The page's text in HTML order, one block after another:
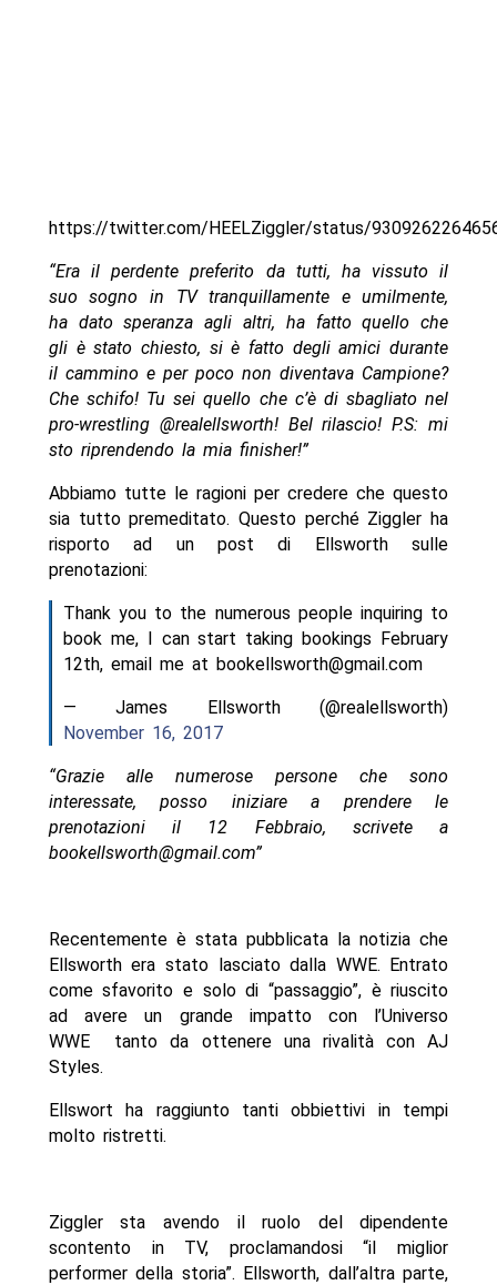
https://twitter.com/HEELZiggler/status/
“Era il perdente preferito da tutti, ha vissuto il
suo sogno in TV tranquillamente e umilmente,
ha dato speranza agli altri, ha fatto quello che
gli è stato chiesto, si è fatto degli amici durante
il cammino e per poco non diventava Campione?
Che schifo! Tu sei quello che c’è di sbagliato nel
pro-wrestling @realellsworth! Bel rilascio! P.S: mi
sto riprendendo la mia finisher!”
Abbiamo tutte le ragioni per credere che questo
sia tutto premeditato. Questo perché Ziggler ha
risporto ad un post di Ellsworth sulle
prenotazioni:
Thank you to the numerous people inquiring to
book me, I can start taking bookings February
12th, email me at bookellsworth@gmail.com
— James Ellsworth (@realellsworth)
November 16, 2017
“Grazie alle numerose persone che sono
interessate, posso iniziare a prendere le
prenotazioni il 12 Febbraio, scrivete a
bookellsworth@gmail.com”
Recentemente è stata pubblicata la notizia che
Ellsworth era stato lasciato dalla WWE. Entrato
come sfavorito e solo di “passaggio”, è riuscito
ad avere un grande impatto con l’Universo
WWE tanto da ottenere una rivalità con AJ
Styles.
Ellswort ha raggiunto tanti obbiettivi in tempi
molto ristretti.
Ziggler sta avendo il ruolo del dipendente
scontento in TV, proclamandosi “il miglior
performer della storia”. Ellsworth, dall’altra parte,